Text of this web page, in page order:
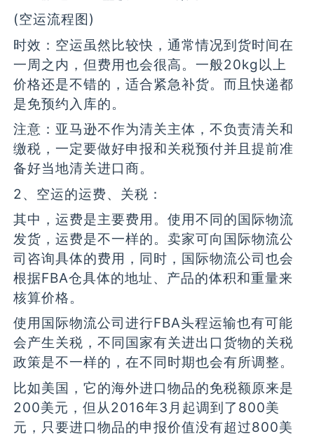
(空运流程图)
时效：空运虽然比较快，通常情况到货时间在
一周之内，但费用也会很高。一般20kg以上
价格还是不错的，适合紧急补货。而且快递都
是免预约入库的。
注意：亚马逊不作为清关主体，不负责清关和
缴税，一定要做好申报和关税预付并且提前准
备好当地清关进口商。
2、空运的运费、关税：
其中，运费是主要费用。使用不同的国际物流
发货，运费是不一样的。卖家可向国际物流公
司咨询具体的费用，同时，国际物流公司也会
根据FBA仓具体的地址、产品的体积和重量来
核算价格。
使用国际物流公司进行FBA头程运输也有可能
会产生关税，不同国家有关进出口货物的关税
政策是不一样的，在不同时期也会有所调整。
比如美国，它的海外进口物品的免税额原来是
200美元，但从2016年3月起调到了800美
元，只要进口物品的申报价值没有超过800美